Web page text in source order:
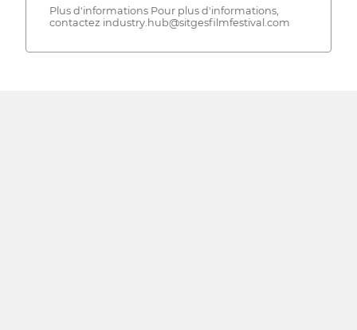
Plus d'informations Pour plus d'informations,
contactez industry.hub@sitgesfilmfestival.com